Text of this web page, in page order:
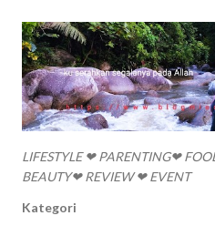
Skip to
LIFESTYLE ❤ PARENTING❤
BEAUTY❤ REVIEW ❤ EVENT
Kategori